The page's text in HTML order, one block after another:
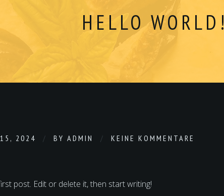
HELLO WORLD!
2024 BY ADMIN KEINE KOMMENTARE
post. Edit or delete it, then start writing!